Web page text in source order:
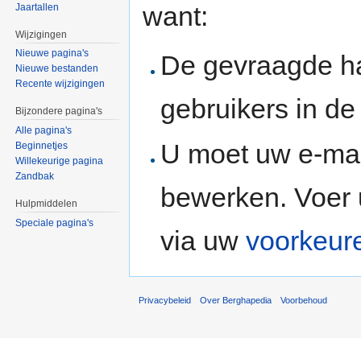
want:
De gevraagde
gebruikers in
U moet uw e-
bewerken.
via uw
Jaartallen
Wijzigingen
Nieuwe pagina's
Nieuwe bestanden
Recente wijzigingen
Bijzondere pagina's
Alle pagina's
Beginnetjes
Willekeurige pagina
Zandbak
Hulpmiddelen
Speciale pagina's
Privacybeleid Over Berghapedia Voorbehoud